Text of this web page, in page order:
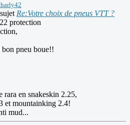
Re:Votre choix de pneus VTT ?
protection
bon pneu boue!!
rara en snakeskin 2.25,
et mountainking 2.4!
mud...